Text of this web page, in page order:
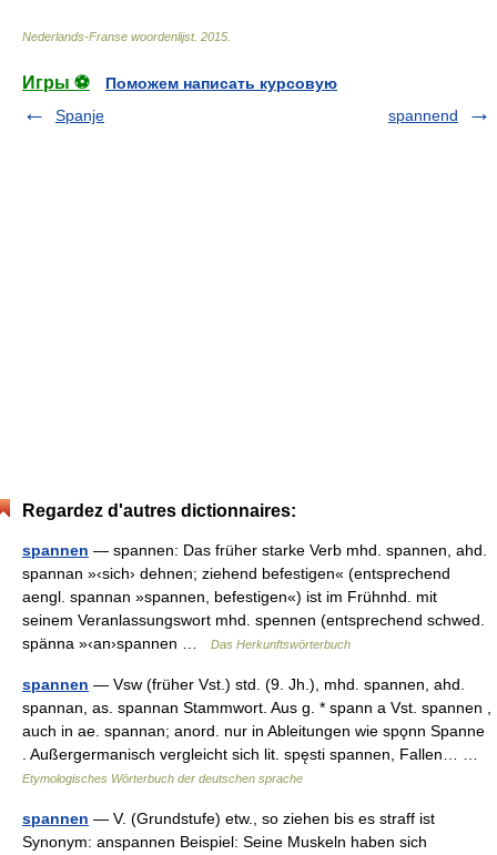
Nederlands-Franse woordenlijst. 2015
Игры ⚽
Поможем написать курсовую
Spanje
spannend
Regardez d'autres dictionnaires:
spannen — spannen: Das früher starke Verb mhd. spannen, ahd.
spannan »‹sich› dehnen; ziehend befestigen« (entsprechend
aengl. spannan »spannen, befestigen«) ist im Frühnhd. mit
seinem Veranlassungswort mhd. spennen (entsprechend schwed.
spänna »‹an›spannen …
Das Herkunftswörterbuch
spannen — Vsw (früher Vst.) std. (9. Jh.), mhd. spannen, ahd.
spannan, as. spannan Stammwort. Aus g. * spann a Vst. spannen ,
auch in ae. spannan; anord. nur in Ableitungen wie spo̧nn Spanne
. Außergermanisch vergleicht sich lit. spęsti spannen, Fallen… …
Etymologisches Wörterbuch der deutschen sprache
spannen — V. (Grundstufe) etw., so ziehen bis es straff ist
Synonym: anspannen Beispiel: Seine Muskeln haben sich